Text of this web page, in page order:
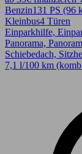
Benzin131 PS (96
Kleinbus4 Türen
Einparkhilfe,
Panorama,
Schiebedach,
7,1 l/100 km